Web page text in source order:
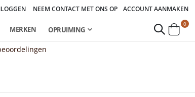
NEEM CONTACT MET ONS OP ACCOUNT AANMAKEN
OPRUIMING
MERKEN Cart
0